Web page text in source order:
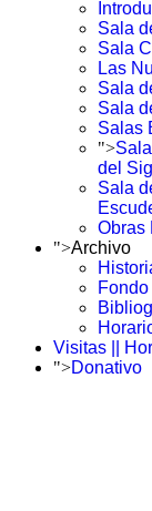
Sala
Sala
Las
Sala
Sala
Salas
">
del
Sala
Obras
">Archivo
Fondo
Visitas ||
">Donativo